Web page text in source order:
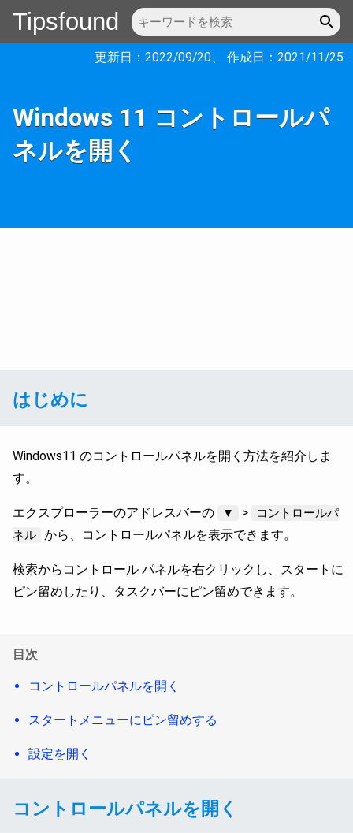
Tipsfound
更新日： 2022/09/20、 作成日： 2021/11/25
Windows 11 コントロールパ
ネルを開く
はじめに
Windows11 のコントロールパネルを開く方法を紹介しま
す。
エクスプローラーのアドレスバーの ▼ >
コントロールパ
ネル から、コントロールパネルを表示できます。
検索からコントロール パネルを右クリックし、スタートに
ピン留めしたり、タスクバーにピン留めできます。
目次
コントロールパネルを開く
スタートメニューにピン留めする
設定を開く
コントロールパネルを開く